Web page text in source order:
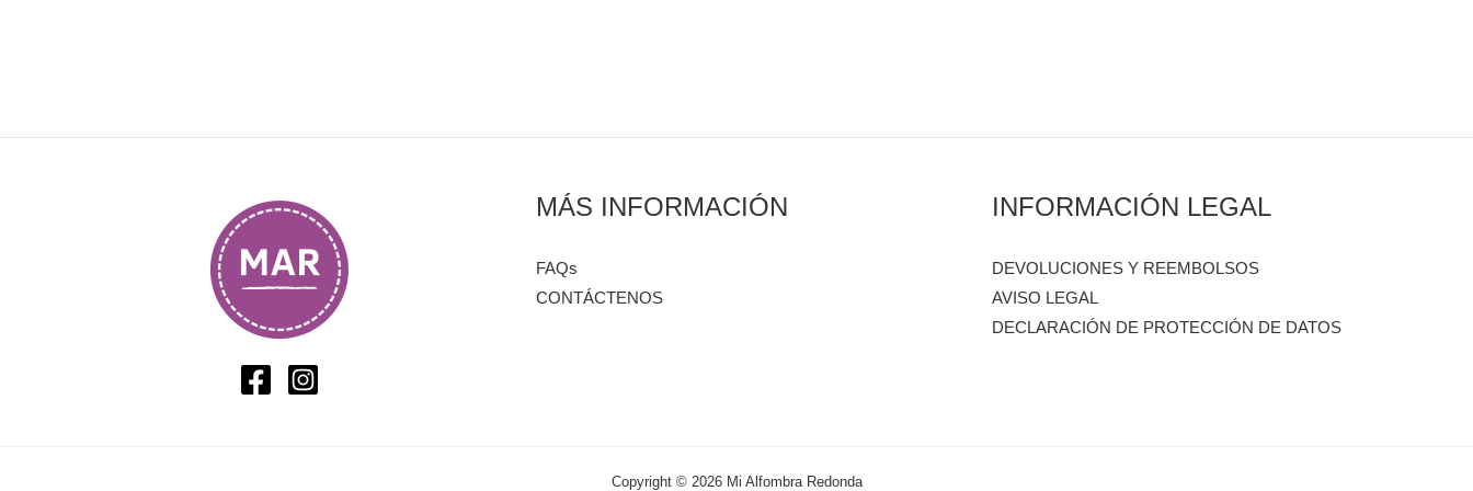
MÁS INFORMACIÓN
FAQs
CONTÁCTENOS
INFORMACIÓN LEGAL
DEVOLUCIONES Y REEMBOLSOS
AVISO LEGAL
DECLARACIÓN DE PROTECCIÓN DE DATOS
Copyright © 2026 Mi Alfombra Redonda